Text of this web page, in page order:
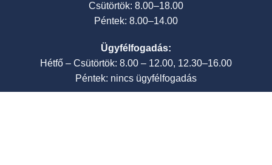
Csütörtök: 8.00–18.00
Péntek: 8.00–14.00
Ügyfélfogadás:
Hétfő – Csütörtök: 8.00 – 12.00, 12.30–16.00
Péntek: nincs ügyfélfogadás